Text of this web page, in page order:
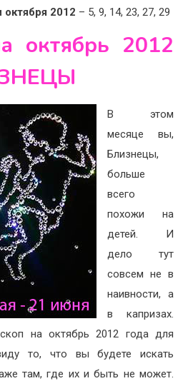
2012 – 5, 9, 14, 23, 27, 29
октябрь 2012
В этом
месяце вы,
Близнецы,
больше
всего
похожи на
детей. И
дело тут
совсем не в
наивности, а
в капризах.
на октябрь 2012 года для
то, что вы будете искать
там, где их и быть не может.